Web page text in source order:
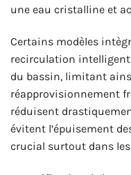
une eau cristalline et
Certains modèles
recirculation
du bassin, limitant
réapprovisionnement
réduisent
évitent l’épuisement
crucial surtout dans